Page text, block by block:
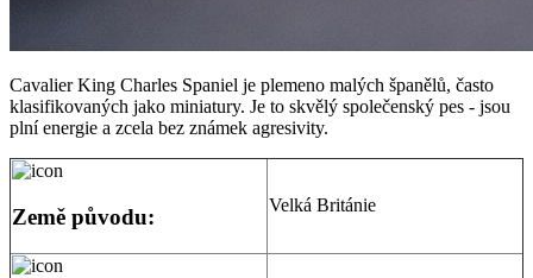
Cavalier King Charles Spaniel je plemeno malých španělů, často
klasifikovaných jako miniatury. Je to skvělý společenský pes - jsou
plní energie a zcela bez známek agresivity.
Země původu: Velká Británie